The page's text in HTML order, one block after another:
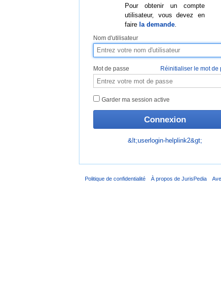
Pour obtenir un compte
utilisateur, vous devez en
faire la demande
Nom d'utilisateur
Mot de passe Réinitialiser le mot de
Garder ma session active
&lt;userlogin-helplink2&gt;
Politique de confidentialité À propos de JurisPedia